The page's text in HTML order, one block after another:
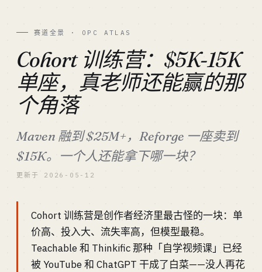
赛道全景 · OPC ATLAS
Cohort 训练营：$5K-15K
单座，真老师还能赢的那
个角落
Maven 融到 $25M+，Reforge 一座卖到
$15K。一个人还能拿下哪一块？
更新于 2026-05-12
Cohort 训练营是创作者经济里最古怪的一块：单
价高、投入大、流失率高，但模型最稳。
Teachable 和 Thinkific 那种「自学视频课」已经
被 YouTube 和 ChatGPT 干成了白菜——没人再花